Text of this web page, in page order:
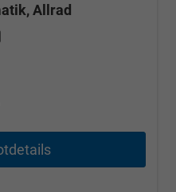
Allrad